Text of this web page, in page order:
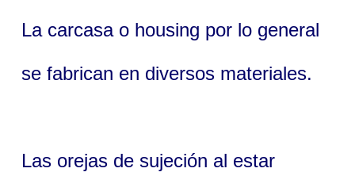
La carcasa o housing por lo general
se fabrican en diversos materiales.
Las orejas de sujeción al estar